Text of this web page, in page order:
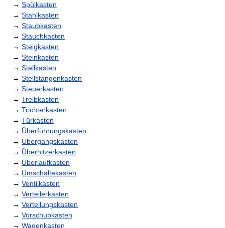
→ Spülkasten
→ Stahlkasten
→ Staubkasten
→ Stauchkasten
→ Steigkasten
→ Steinkasten
→ Stellkasten
→ Stellstangenkasten
→ Steuerkasten
→ Treibkasten
→ Trichterkasten
→ Türkasten
→ Überführungskasten
→ Übergangskasten
→ Überhitzerkasten
→ Überlaufkasten
→ Umschaltekasten
→ Ventilkasten
→ Verteilerkasten
→ Verteilungskasten
→ Vorschubkasten
→ Wagenkasten